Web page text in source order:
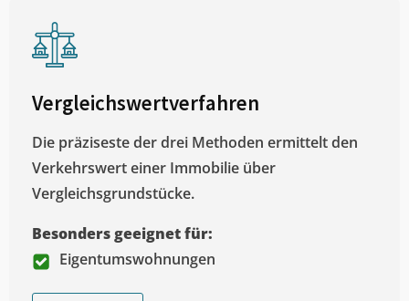
Vergleichswertverfahren
Die präziseste der drei Methoden ermittelt den
Verkehrswert einer Immobilie über
Vergleichsgrundstücke.
Besonders geeignet für:
Eigentumswohnungen